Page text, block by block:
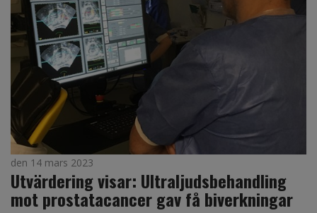
den 14 mars 2023
Utvärdering visar: Ultraljudsbehandling
mot prostatacancer gav få biverkningar